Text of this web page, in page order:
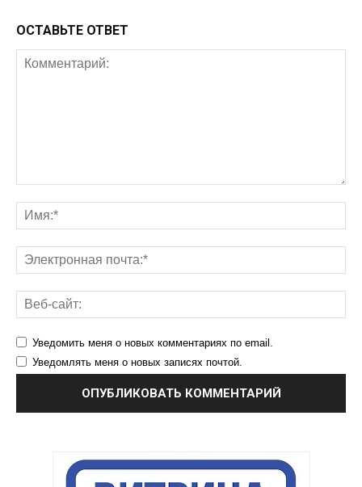
ОСТАВЬТЕ ОТВЕТ
Уведомить меня о новых комментариях по email.
Уведомлять меня о новых записях почтой.